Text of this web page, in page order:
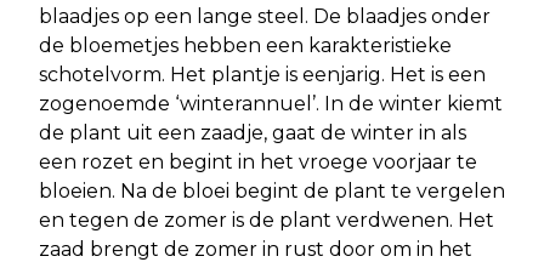
blaadjes op een lange steel. De blaadjes onder
de bloemetjes hebben een karakteristieke
schotelvorm. Het plantje is eenjarig. Het is een
zogenoemde ‘winterannuel’. In de winter kiemt
de plant uit een zaadje, gaat de winter in als
een rozet en begint in het vroege voorjaar te
bloeien. Na de bloei begint de plant te vergelen
en tegen de zomer is de plant verdwenen. Het
zaad brengt de zomer in rust door om in het